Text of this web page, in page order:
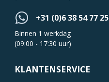
+31 (0)6 38 54 77 25
Binnen 1 werkdag
(09:00 - 17:30 uur)
KLANTENSERVICE